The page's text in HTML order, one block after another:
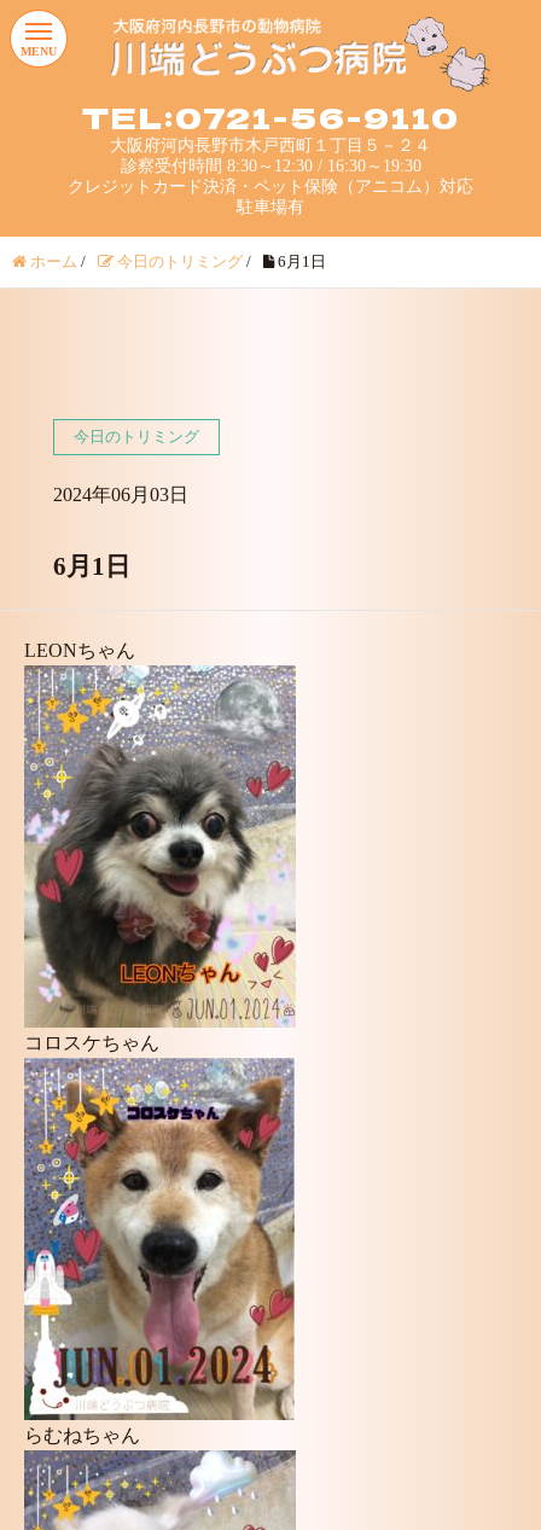
TEL:0721-56-9110
大阪府河内長野市木戸西町１丁目５－２４
診察受付時間 8:30～12:30 / 16:30～19:30
クレジットカード決済・ペット保険（アニコム）対応
駐車場有
MENU
ホーム / 今日のトリミング / 6月1日
今日のトリミング
2024年06月03日
6月1日
LEONちゃん
コロスケちゃん
らむねちゃん